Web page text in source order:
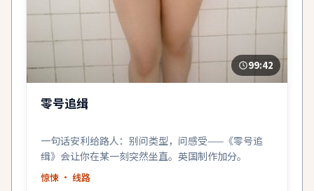
99:42
零号追缉
一句话安利给路人：别问类型，问感受——《零号追
缉》会让你在某一刻突然坐直。英国制作加分。
惊悚 · 线路